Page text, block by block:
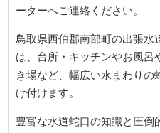
ーターへご連絡ください。
鳥取県西伯郡南部町の出張水
は、台所・キッチンやお風呂
き場など、幅広い水まわりの
け付けます。
豊富な水道蛇口の知識と圧倒